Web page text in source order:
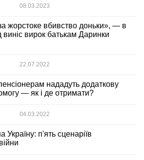
08.03.2023
жорстоке вбивство доньки», — в
вирок батькам Даринки
22.07.2022
нададуть додаткову
— як і де отримати?
04.03.2022
Україну: п'ять сценаріїв